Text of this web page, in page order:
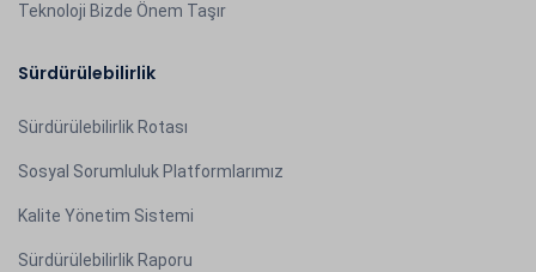
Teknoloji Bizde Önem Taşır
Sürdürülebilirlik
Sürdürülebilirlik Rotası
Sosyal Sorumluluk Platformlarımız
Kalite Yönetim Sistemi
Sürdürülebilirlik Raporu